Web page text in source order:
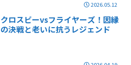
2026.05.12
クロスビーvsフライヤーズ！因縁
の決戦と老いに抗うレジェンド